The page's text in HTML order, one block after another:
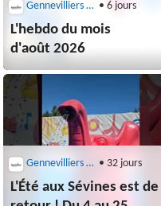
Gennevilliers (92230) • 6 jours
L'hebdo du mois
d'août 2026
Gennevilliers (92230) • 32 jours
L'Été aux Sévines est de